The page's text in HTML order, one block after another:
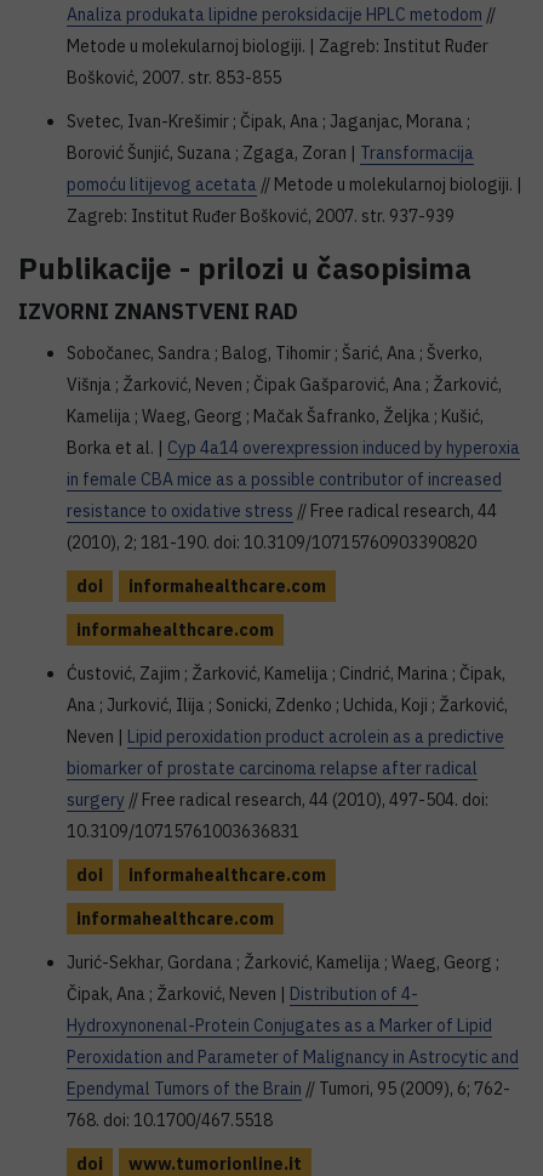
Analiza produkata lipidne peroksidacije HPLC metodom //
Metode u molekularnoj biologiji. | Zagreb: Institut Ruđer
Bošković, 2007. str. 853-855
Svetec, Ivan-Krešimir ; Čipak, Ana ; Jaganjac, Morana ;
Borović Šunjić, Suzana ; Zgaga, Zoran | Transformacija
pomoću litijevog acetata // Metode u molekularnoj biologiji. |
Zagreb: Institut Ruđer Bošković, 2007. str. 937-939
Publikacije - prilozi u časopisima
IZVORNI ZNANSTVENI RAD
Sobočanec, Sandra ; Balog, Tihomir ; Šarić, Ana ; Šverko,
Višnja ; Žarković, Neven ; Čipak Gašparović, Ana ; Žarković,
Kamelija ; Waeg, Georg ; Mačak Šafranko, Željka ; Kušić,
Borka et al. | Cyp 4a14 overexpression induced by hyperoxia
in female CBA mice as a possible contributor of increased
resistance to oxidative stress // Free radical research, 44
(2010), 2; 181-190. doi: 10.3109/10715760903390820
doi
informahealthcare.com
informahealthcare.com
Ćustović, Zajim ; Žarković, Kamelija ; Cindrić, Marina ; Čipak,
Ana ; Jurković, Ilija ; Sonicki, Zdenko ; Uchida, Koji ; Žarković,
Neven | Lipid peroxidation product acrolein as a predictive
biomarker of prostate carcinoma relapse after radical
surgery // Free radical research, 44 (2010), 497-504. doi:
10.3109/10715761003636831
doi
informahealthcare.com
informahealthcare.com
Jurić-Sekhar, Gordana ; Žarković, Kamelija ; Waeg, Georg ;
Čipak, Ana ; Žarković, Neven | Distribution of 4-
Hydroxynonenal-Protein Conjugates as a Marker of Lipid
Peroxidation and Parameter of Malignancy in Astrocytic and
Ependymal Tumors of the Brain // Tumori, 95 (2009), 6; 762-
768. doi: 10.1700/467.5518
doi
www.tumorionline.it